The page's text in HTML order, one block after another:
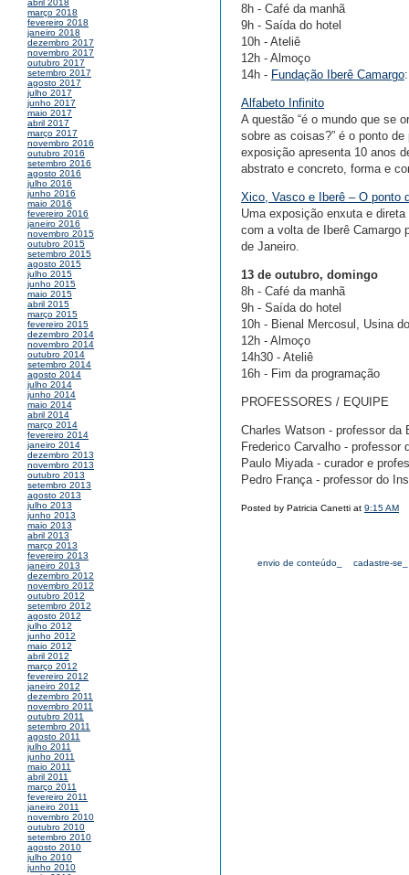
abril 2018
março 2018
fevereiro 2018
janeiro 2018
dezembro 2017
novembro 2017
outubro 2017
setembro 2017
agosto 2017
julho 2017
junho 2017
maio 2017
abril 2017
março 2017
novembro 2016
outubro 2016
setembro 2016
agosto 2016
julho 2016
junho 2016
maio 2016
fevereiro 2016
janeiro 2016
novembro 2015
outubro 2015
setembro 2015
agosto 2015
julho 2015
junho 2015
maio 2015
abril 2015
março 2015
fevereiro 2015
dezembro 2014
novembro 2014
outubro 2014
setembro 2014
agosto 2014
julho 2014
junho 2014
maio 2014
abril 2014
março 2014
fevereiro 2014
janeiro 2014
dezembro 2013
novembro 2013
outubro 2013
setembro 2013
agosto 2013
julho 2013
junho 2013
maio 2013
abril 2013
março 2013
fevereiro 2013
janeiro 2013
dezembro 2012
novembro 2012
outubro 2012
setembro 2012
agosto 2012
julho 2012
junho 2012
maio 2012
abril 2012
março 2012
fevereiro 2012
janeiro 2012
dezembro 2011
novembro 2011
outubro 2011
setembro 2011
agosto 2011
julho 2011
junho 2011
maio 2011
abril 2011
março 2011
fevereiro 2011
janeiro 2011
novembro 2010
outubro 2010
setembro 2010
agosto 2010
julho 2010
junho 2010
8h - Café da manhã
9h - Saída do hotel
10h - Ateliê
12h - Almoço
14h - Fundação Iberê Camargo:
Alfabeto Infinito
A questão “é o mundo que se
sobre as coisas?” é o ponto
exposição apresenta 10 anos
abstrato e concreto, forma e
Xico, Vasco e Iberê – O ponto
Uma exposição enxuta e
com a volta de Iberê Camargo
de Janeiro.
13 de outubro, domingo
8h - Café da manhã
9h - Saída do hotel
10h - Bienal Mercosul, Usina
12h - Almoço
14h30 - Ateliê
16h - Fim da programação
PROFESSORES / EQUIPE
Charles Watson - professor da
Frederico Carvalho -
Paulo Miyada - curador e
Pedro França - professor do
Posted by Patricia Canetti at 9:15 AM
envio de conteúdo_ cadastre-se_